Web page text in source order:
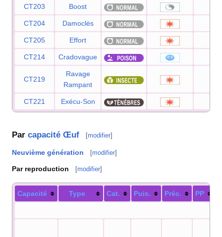
CT203 Boost
CT204 Damoclès
CT205 Effort
CT214 Cradovague
CT219
Ravage
Rampant
CT221 Exécu-Son
Par capacité Œuf [modifier]
Neuvième génération [modifier]
Par reproduction [modifier]
Capacité Type Cat. Puis. Préc. PP